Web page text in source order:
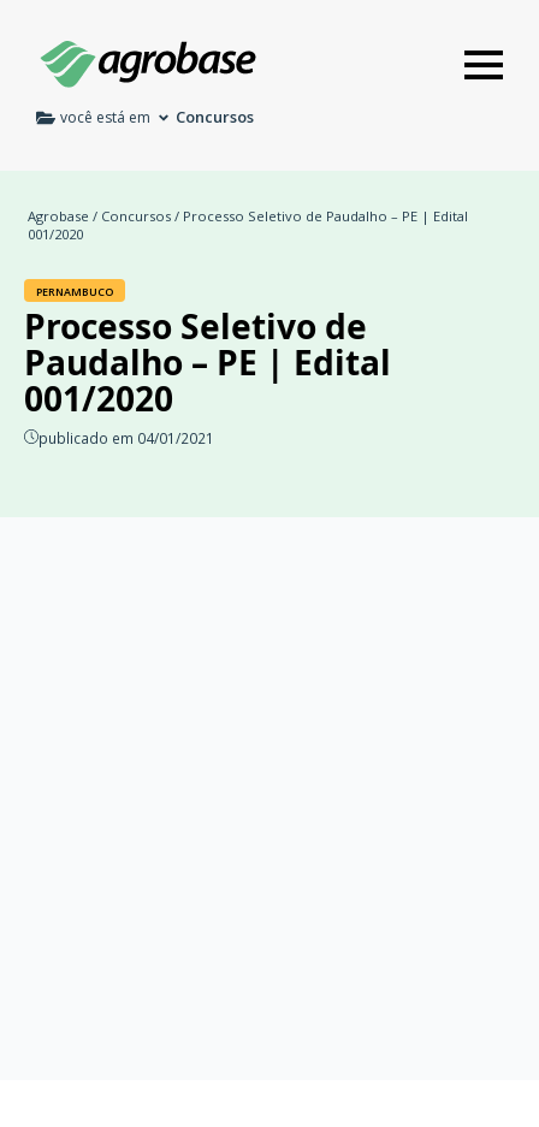
você está em Concursos
Agrobase / Concursos / Processo Seletivo de Paudalho – PE | Edital
001/2020
PERNAMBUCO
Processo Seletivo de
Paudalho – PE | Edital
001/2020
publicado em 04/01/2021